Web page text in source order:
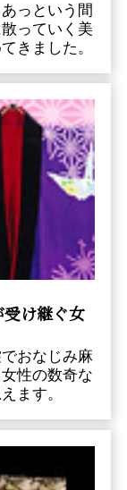
っという間
っていく美
きました。
け継ぐ女
おなじみ麻
性の数奇な
ます。